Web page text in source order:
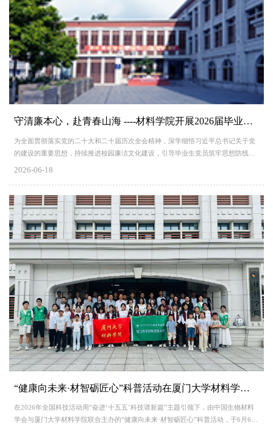
守清廉本心，赴青春山海 ----材料学院开展2026届毕业生党员廉洁教育主题党日活动
为全面贯彻落实党的二十大和二十届历次全会精神，深学细悟习近平总书记关于党
的建设的重要思想，持续推进校园廉洁文化建设，引导毕业生党员筑牢思想防线，
副书记马兆海、学院团委辅导员及2026届毕业生党员代表参会，...
2026-06-18
“健康向未来·材智砺匠心”科普活动在厦门大学材料学院圆满举行
在2026年全国科技活动周“奋进‘十五五’科技谱新篇”主题引领下，由中国生物材料
学会与厦门大学材料学院联合主办的“健康向未来·材智砺匠心”科普活动，于6月6日